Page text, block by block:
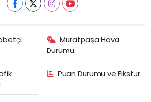
Muratpaşa Hava
Durumu
Puan Durumu ve Fikstür